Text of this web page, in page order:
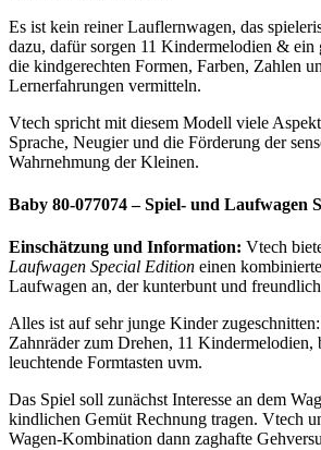
Es ist kein reiner Lauflernwagen, das
dazu, dafür sorgen 11 Kindermelodien & ein
die kindgerechten Formen, Farben, Zahlen
Lernerfahrungen vermitteln.
Vtech spricht mit diesem Modell viele
Sprache, Neugier und die Förderung der
Wahrnehmung der Kleinen.
Baby 80-077074 – Spiel- und Laufwagen
Einschätzung und Information: Vtech
Laufwagen Special Edition einen
Laufwagen an, der kunterbunt und
Alles ist auf sehr junge Kinder
Zahnräder zum Drehen, 11 Kindermelodien,
leuchtende Formtasten uvm.
Das Spiel soll zunächst Interesse an dem
kindlichen Gemüt Rechnung tragen. Vtech
Wagen-Kombination dann zaghafte